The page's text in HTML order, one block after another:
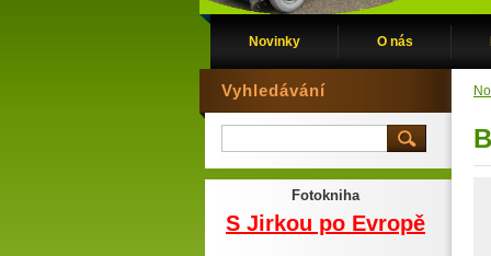
Novinky O nás
Vyhledávání
Fotokniha
S Jirkou po Evropě